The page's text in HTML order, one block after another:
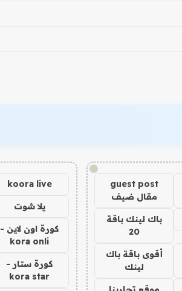
!
guest post
مقال ضيف
باك لينك باقة
20
أقوى باقة باك
لينك
koora live
يلا شوت
كورة اون لاين -
kora onli
كورة ستار -
kora star